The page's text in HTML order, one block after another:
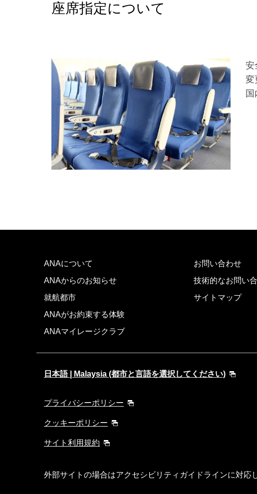
座席指定について
安
変
ANAについて
ANAからのお知らせ
就航都市
ANAがお約束する体験
ANAマイレージクラブ
お問い合わせ
技術的なお問い
サイトマップ
日本語 | Malaysia (都市と言語を選択してください)
プライバシーポリシー
クッキーポリシー
サイト利用規約
外部サイトの場合はアクセシビリティガイドラインに対応